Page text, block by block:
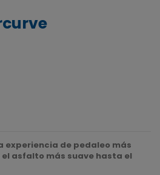
experiencia de pedaleo más
asfalto más suave hasta el